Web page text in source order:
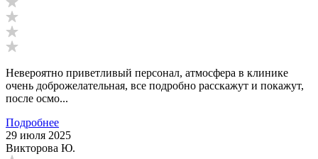
Невероятно приветливый персонал, атмосфера в клинике
очень доброжелательная, все подробно расскажут и покажут,
после осмо...
Подробнее
29 июля 2025
Викторова Ю.